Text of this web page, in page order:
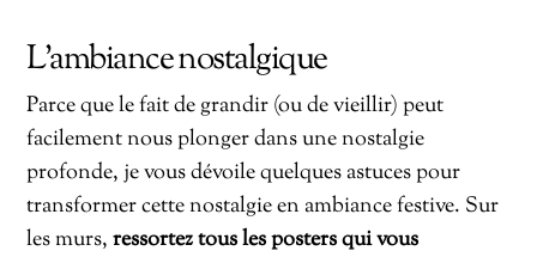
L’ambiance nostalgique
Parce que le fait de grandir (ou de vieillir) peut
facilement nous plonger dans une nostalgie
profonde, je vous dévoile quelques astuces pour
transformer cette nostalgie en ambiance festive. Sur
les murs,ressortez tous les posters qui vous